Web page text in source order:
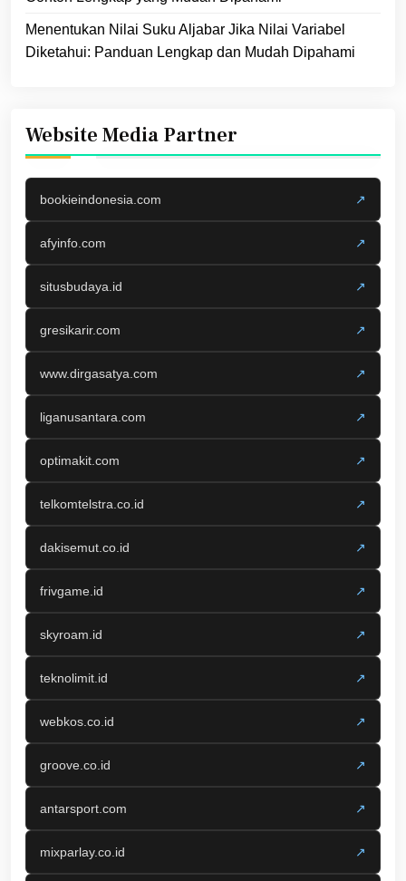
Menentukan Nilai Suku Aljabar Jika Nilai Variabel
Diketahui: Panduan Lengkap dan Mudah Dipahami
Website Media Partner
bookieindonesia.com ↗
afyinfo.com ↗
situsbudaya.id ↗
gresikarir.com ↗
www.dirgasatya.com ↗
liganusantara.com ↗
optimakit.com ↗
telkomtelstra.co.id ↗
dakisemut.co.id ↗
frivgame.id ↗
skyroam.id ↗
teknolimit.id ↗
webkos.co.id ↗
groove.co.id ↗
antarsport.com ↗
mixparlay.co.id ↗